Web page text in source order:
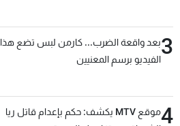
3بعد واقعة الضرب... كارمن لبس تضع هذا
الفيديو برسم المعنيين
4
موقع MTV يكشف: حكم بإعدام قاتل ريا